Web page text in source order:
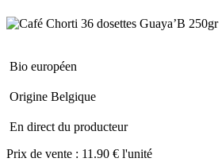
Bio européen
Origine Belgique
En direct du producteur
Prix de vente : 11.90 € l'unité